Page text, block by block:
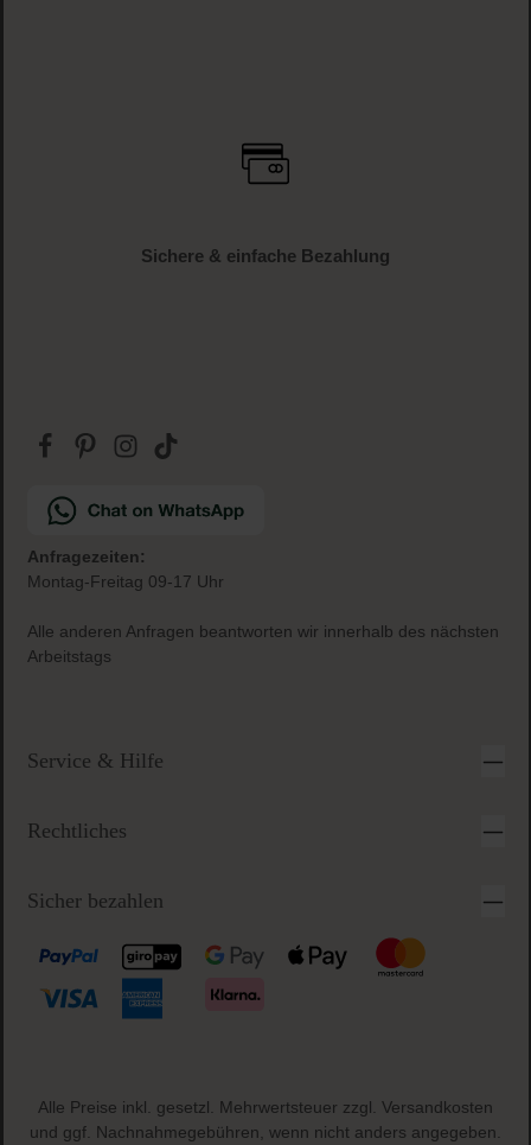
Sichere & einfache Bezahlung
Anfragezeiten:
Montag-Freitag 09-17 Uhr
Alle anderen Anfragen beantworten wir innerhalb des nächsten
Arbeitstags
Service & Hilfe
Rechtliches
Sicher bezahlen
Alle Preise inkl. gesetzl. Mehrwertsteuer zzgl. Versandkosten
und ggf. Nachnahmegebühren, wenn nicht anders angegeben.